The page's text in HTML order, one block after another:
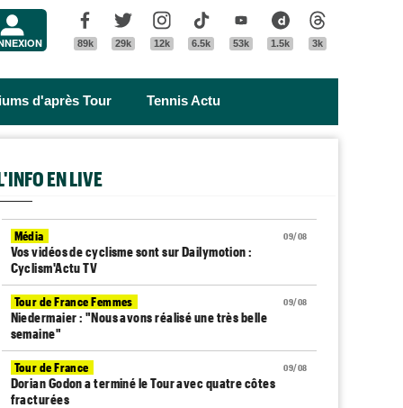
Facebook
89k
Twitter
29k
Instagram
12k
Tik Tok
6.5k
Youtube
53k
Dailymotion
1.5k 3k
d'après Tour Tennis Actu
EN LIVE
09/08
Média
Vos vidéos de cyclisme sont sur Dailymotion :
Cyclism'Actu TV
09/08
Tour de France Femmes
Niedermaier : "Nous avons réalisé une très belle
semaine"
09/08
Tour de France
Dorian Godon a terminé le Tour avec quatre côtes
fracturées